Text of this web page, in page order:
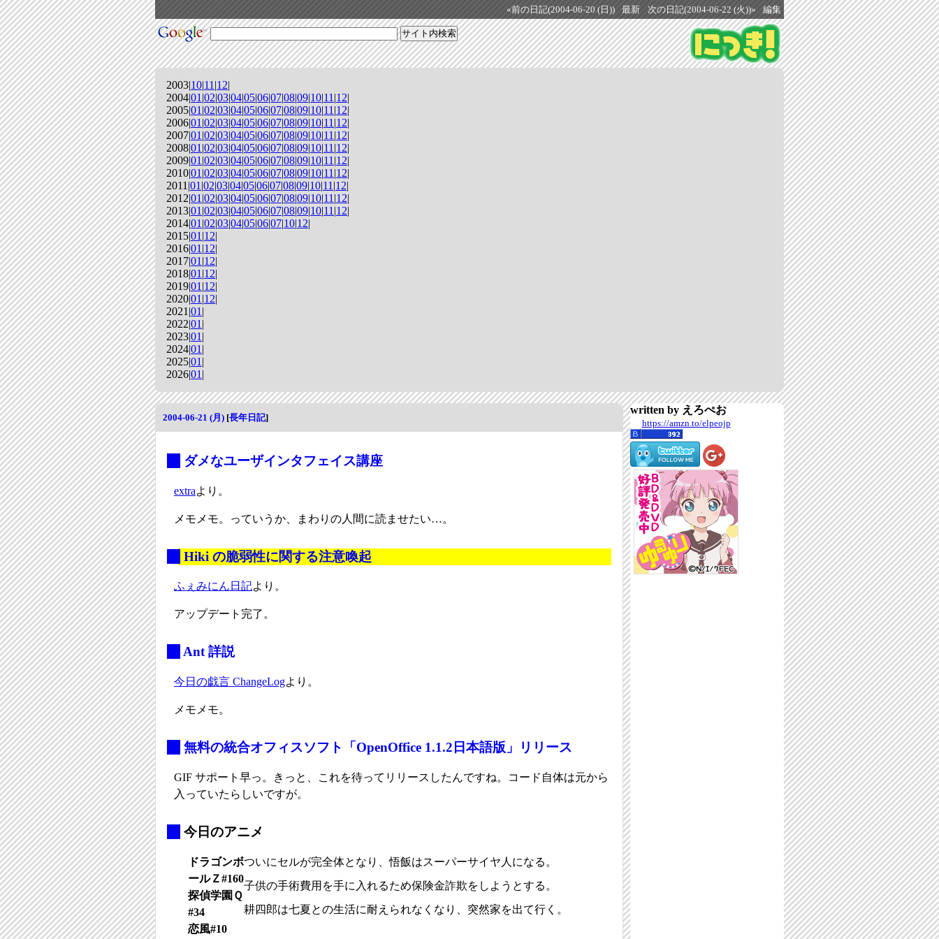
«前の日記(2004-06-20 (日)) 最新 次の日記(2004-06-22 (火))» 編集
2003|10|11 |12|
2004|01 |02|03|04|05|06|07|08|09|10|11 |12|
2005|01 |02|03|04|05|06|07|08|09|10|11 |12|
2006|01 |02|03|04|05|06|07|08|09|10|11 |12|
2007|01 |02|03|04|05|06|07|08|09|10|11 |12|
2008|01 |02|03|04|05|06|07|08|09|10|11 |12|
2009|01 |02|03|04|05|06|07|08|09|10|11 |12|
2010|01 |02|03|04|05|06|07|08|09|10|11 |12|
2011|01 |02|03|04|05|06|07|08|09|10|11 |12|
2012|01 |02|03|04|05|06|07|08|09|10|11 |12|
2013|01 |02|03|04|05|06|07|08|09|10|11 |12|
2014|01 |02|03|04|05|06|07|10|12|
2015|01 |12|
2016|01 |12|
2017|01 |12|
2018|01 |12|
2019|01 |12|
2020|01 |12|
2021|01 |
2022|01 |
2023|01 |
2024|01 |
2025|01 |
2026|01 |
2004-06-21 (月) [長年日記]
ダメなユーザインタフェイス講座
extraより。
メモメモ。っていうか、まわりの人間に読ませたい…。
Hiki の脆弱性に関する注意喚起
ふぇみにん日記より。
アップデート完了。
Ant 詳説
今日の戯言 ChangeLogより。
メモメモ。
無料の統合オフィスソフト「OpenOffice 1.1.2日本語版」リリース
GIF サポート早っ。きっと、これを待ってリリースしたんですね。コード自体は元から
入っていたらしいですが。
今日のアニメ
ドラゴンボ
ールＺ#160
ついにセルが完全体となり、悟飯はスーパーサイヤ人になる。
探偵学園Ｑ
#34
子供の手術費用を手に入れるため保険金詐欺をしようとする。
恋風#10
耕四郎は七夏との生活に耐えられなくなり、突然家を出て行く。
written by えろぺお
https://amzn.to/elpeojp